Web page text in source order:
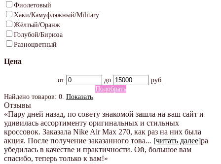
Фиолетовый
Хаки/Камуфляжный/Military
Жёлтый/Оранж
Голубой/Бирюза
Разноцветный
Цена
от до
руб.
Подобрать
Найдено товаров: 0 Показать
Отзывы
«Пару дней назад, по совету знакомой зашла на ваш сайт и
удивилась ассортименту оригинальных и стильных
кроссовок. Заказала Nike Air Max 270, как раз на них была
акция. После получение заказанного това... [читать далее]ра
убедилась в качестве и практичности. Ой, большое вам
спасибо, теперь только к вам!»